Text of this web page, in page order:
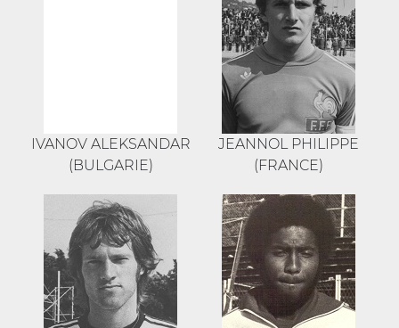
IVANOV ALEKSANDAR
(BULGARIE)
JEANNOL PHILIPPE
(FRANCE)